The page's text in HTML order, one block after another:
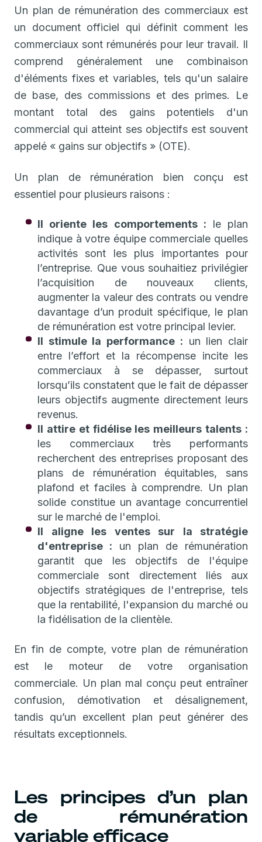
Un plan de rémunération des commerciaux est
un document officiel qui définit comment les
commerciaux sont rémunérés pour leur travail. Il
comprend généralement une combinaison
d'éléments fixes et variables, tels qu'un salaire
de base, des commissions et des primes. Le
montant total des gains potentiels d'un
commercial qui atteint ses objectifs est souvent
appelé « gains sur objectifs » (OTE).
Un plan de rémunération bien conçu est
essentiel pour plusieurs raisons :
Il oriente les comportements : le plan
indique à votre équipe commerciale quelles
activités sont les plus importantes pour
l’entreprise. Que vous souhaitiez privilégier
l’acquisition de nouveaux clients,
augmenter la valeur des contrats ou vendre
davantage d’un produit spécifique, le plan
de rémunération est votre principal levier.
Il stimule la performance : un lien clair
entre l’effort et la récompense incite les
commerciaux à se dépasser, surtout
lorsqu’ils constatent que le fait de dépasser
leurs objectifs augmente directement leurs
revenus.
Il attire et fidélise les meilleurs talents :
les commerciaux très performants
recherchent des entreprises proposant des
plans de rémunération équitables, sans
plafond et faciles à comprendre. Un plan
solide constitue un avantage concurrentiel
sur le marché de l'emploi.
Il aligne les ventes sur la stratégie
d'entreprise : un plan de rémunération
garantit que les objectifs de l'équipe
commerciale sont directement liés aux
objectifs stratégiques de l'entreprise, tels
que la rentabilité, l'expansion du marché ou
la fidélisation de la clientèle.
En fin de compte, votre plan de rémunération
est le moteur de votre organisation
commerciale. Un plan mal conçu peut entraîner
confusion, démotivation et désalignement,
tandis qu’un excellent plan peut générer des
résultats exceptionnels.
Les principes d’un plan
de rémunération
variable efficace